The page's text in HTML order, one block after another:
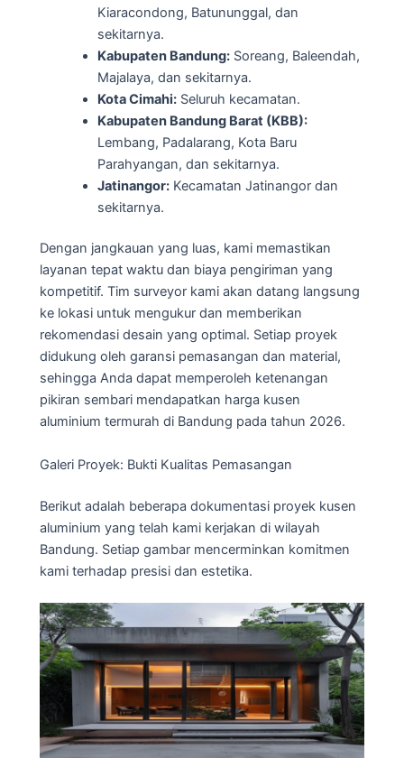
Kiaracondong, Batununggal, dan
sekitarnya.
Kabupaten Bandung:Soreang, Baleendah,
Majalaya, dan sekitarnya.
Kota Cimahi:Seluruh kecamatan.
Kabupaten Bandung Barat (KBB):
Lembang, Padalarang, Kota Baru
Parahyangan, dan sekitarnya.
Jatinangor:Kecamatan Jatinangor dan
sekitarnya.
Dengan jangkauan yang luas, kami memastikan
layanan tepat waktu dan biaya pengiriman yang
kompetitif. Tim surveyor kami akan datang langsung
ke lokasi untuk mengukur dan memberikan
rekomendasi desain yang optimal. Setiap proyek
didukung oleh garansi pemasangan dan material,
sehingga Anda dapat memperoleh ketenangan
pikiran sembari mendapatkan harga kusen
aluminium termurah di Bandung pada tahun 2026.
Galeri Proyek: Bukti Kualitas Pemasangan
Berikut adalah beberapa dokumentasi proyek kusen
aluminium yang telah kami kerjakan di wilayah
Bandung. Setiap gambar mencerminkan komitmen
kami terhadap presisi dan estetika.